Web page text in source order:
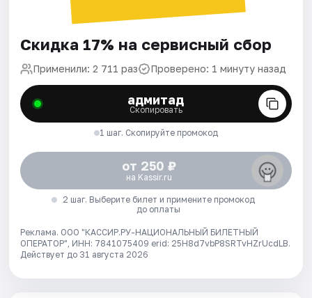
Скидка 17% на сервисный сбор
Применили: 2 711 раз Проверено: 1 минуту назад
адмитад
Скопировать
1 шаг. Скопируйте промокод
от 250 ₽
на Kassir.ru
2 шаг. Выберите билет и примените промокод
до оплаты
Реклама. ООО "КАССИР.РУ-НАЦИОНАЛЬНЫЙ БИЛЕТНЫЙ
ОПЕРАТОР", ИНН: 7841075409 erid: 25H8d7vbP8SRTvHZrUcdLB.
Действует до 31 августа 2026